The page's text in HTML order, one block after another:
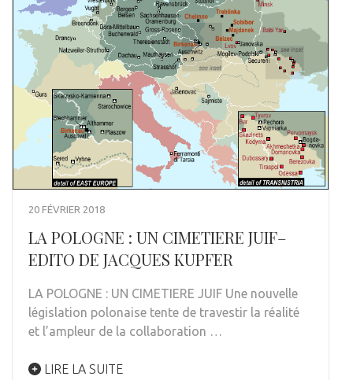
20 FÉVRIER 2018
LA POLOGNE : UN CIMETIERE JUIF–
EDITO DE JACQUES KUPFER
LA POLOGNE : UN CIMETIERE JUIF Une nouvelle
législation polonaise tente de travestir la réalité
et l’ampleur de la collaboration …
LIRE LA SUITE